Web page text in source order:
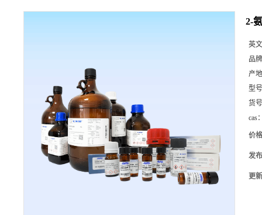
2-
英
品
产
型
货
cas
价
发
更